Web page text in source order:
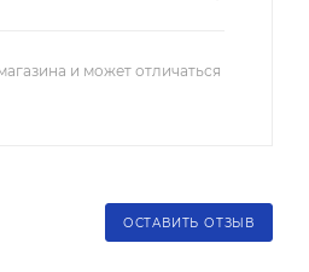
и может отличаться
ОСТАВИТЬ ОТЗЫВ